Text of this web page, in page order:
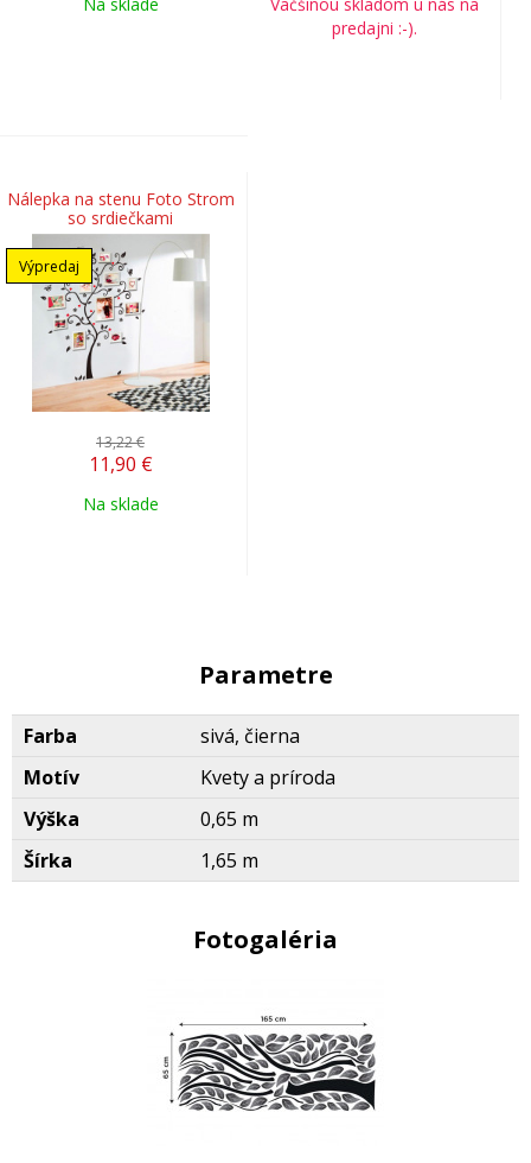
Na sklade
Väčšinou skladom u nás na
predajni :-).
Nálepka na stenu Foto Strom
so srdiečkami
Výpredaj
13,22 €
11,90 €
Na sklade
Parametre
Farba
sivá, čierna
Motív
Kvety a príroda
Výška
0,65 m
Šírka
1,65 m
Fotogaléria